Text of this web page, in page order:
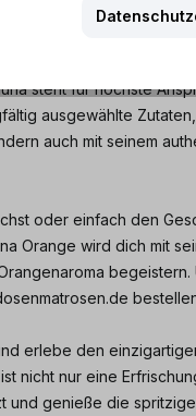
und die intensiven
steht für höchste
ausgewählte
auch mit seinem
oder einfach den
Orange wird dich mit
begeistern.
erlebe den
nicht nur eine
und genieße die